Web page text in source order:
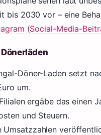
bis 2030 vor – eine
(Social-Media-
Döner-Laden setzt
um.
ergäbe das einen
und Steuern.
Umsatzzahlen